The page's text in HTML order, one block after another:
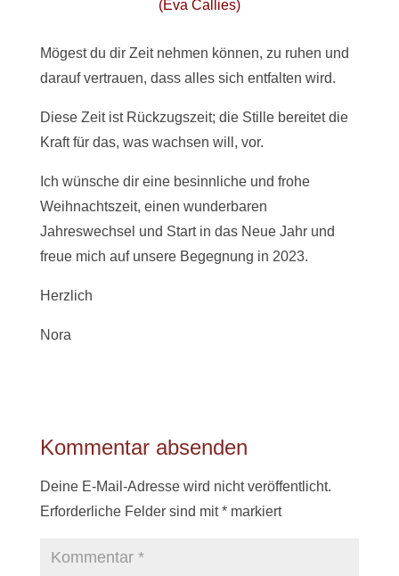
(Eva Callies)
Mögest du dir Zeit nehmen können, zu ruhen und
darauf vertrauen, dass alles sich entfalten wird.
Diese Zeit ist Rückzugszeit; die Stille bereitet die
Kraft für das, was wachsen will, vor.
Ich wünsche dir eine besinnliche und frohe
Weihnachtszeit, einen wunderbaren
Jahreswechsel und Start in das Neue Jahr und
freue mich auf unsere Begegnung in 2023.
Herzlich
Nora
Kommentar absenden
Deine E-Mail-Adresse wird nicht veröffentlicht.
Erforderliche Felder sind mit*markiert